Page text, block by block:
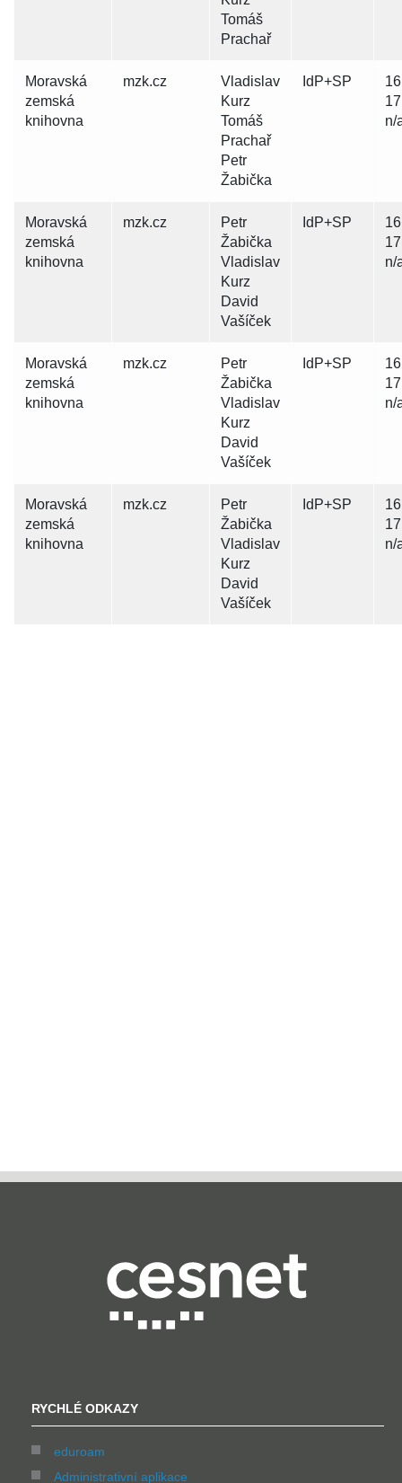
Tomáš
Prachař
Moravská
zemská
knihovna
mzk.cz
Vladislav
Kurz
Tomáš
Prachař
Petr
Žabička
IdP+SP
n/
Moravská
zemská
knihovna
mzk.cz
Petr
Žabička
Vladislav
Kurz
David
Vašíček
IdP+SP
n/
Moravská
zemská
knihovna
mzk.cz
Petr
Žabička
Vladislav
Kurz
David
Vašíček
IdP+SP
n/
Moravská
zemská
knihovna
mzk.cz
Petr
Žabička
Vladislav
Kurz
David
Vašíček
IdP+SP
n/
RYCHLÉ ODKAZY
eduroam
Administrativní aplikace